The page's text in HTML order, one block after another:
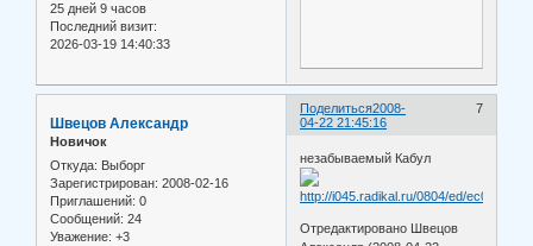
25 дней 9 часов
Последний визит:
2026-03-19 14:40:33
Поделиться 7
2008-
04-22 21:45:16
Швецов Александр
Новичок
Откуда: Выборг
Зарегистрирован: 2008-02-16
Приглашений: 0
Сообщений: 24
Уважение: +3
незабываемый Кабул
Отредактировано Швецов